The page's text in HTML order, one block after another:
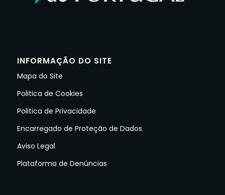
INFORMAÇÃO DO SITE
Mapa do Site
Politica de Cookies
Politica de Privacidade
Encarregado de Proteção de Dados
Aviso Legal
Plataforma de Denúncias